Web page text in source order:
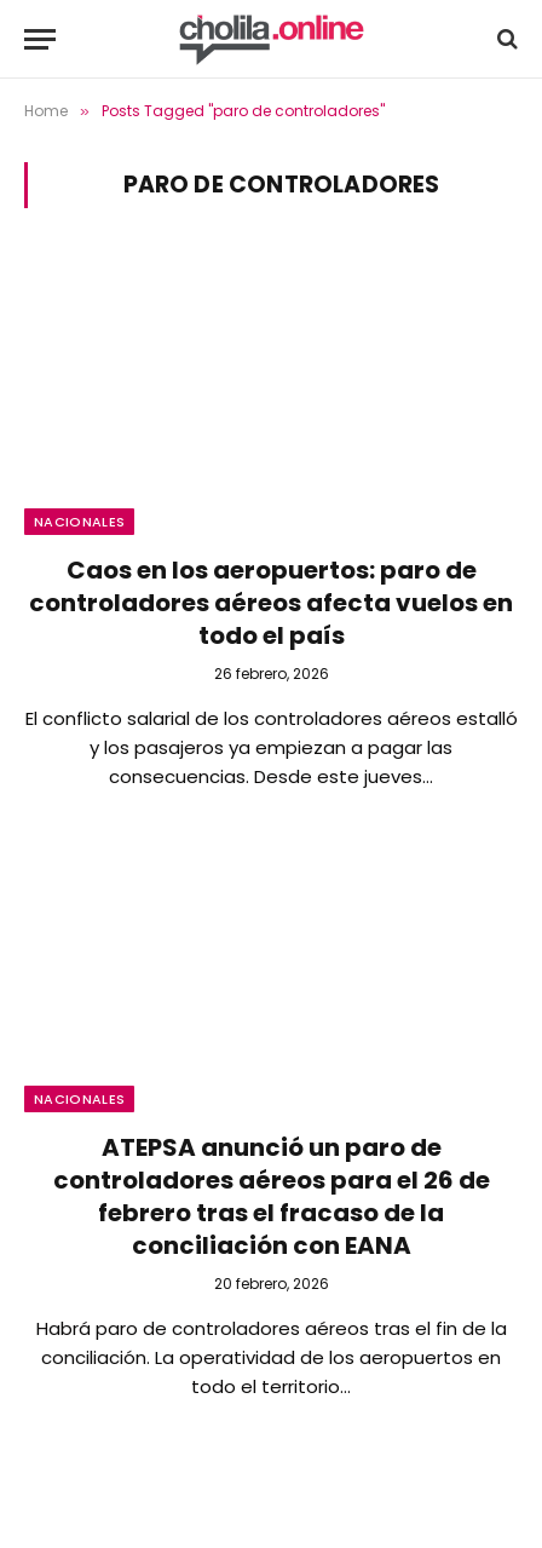
Home » Posts Tagged "paro de controladores"
PARO DE CONTROLADORES
NACIONALES
Caos en los aeropuertos: paro de
controladores aéreos afecta vuelos en
todo el país
26 febrero, 2026
El conflicto salarial de los controladores aéreos estalló
y los pasajeros ya empiezan a pagar las
consecuencias. Desde este jueves…
NACIONALES
ATEPSA anunció un paro de
controladores aéreos para el 26 de
febrero tras el fracaso de la
conciliación con EANA
20 febrero, 2026
Habrá paro de controladores aéreos tras el fin de la
conciliación. La operatividad de los aeropuertos en
todo el territorio…